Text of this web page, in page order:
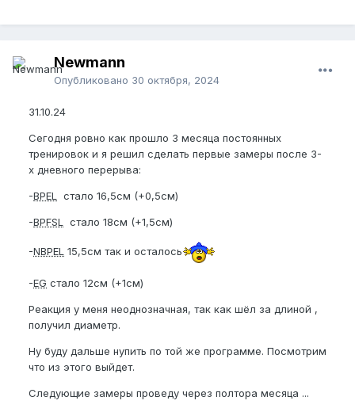
Newmann
Опубликовано 30 октября, 2024
31.10.24
Сегодня ровно как прошло 3 месяца постоянных
тренировок и я решил сделать первые замеры после 3-
х дневного перерыва:
-BPEL стало 16,5см (+0,5см)
-BPFSL стало 18см (+1,5см)
-NBPEL 15,5см так и осталось
-EG стало 12см (+1см)
Реакция у меня неоднозначная, так как шёл за длиной ,
получил диаметр.
Ну буду дальше нупить по той же программе. Посмотрим
что из этого выйдет.
Следующие замеры проведу через полтора месяца ...